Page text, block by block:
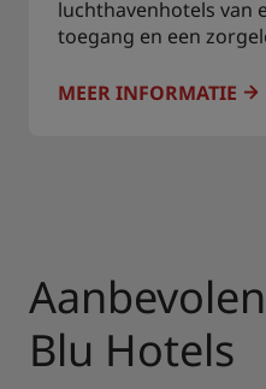
luchthavenhotels van
toegang en een
MEER INFORMATIE
Blu Hotels